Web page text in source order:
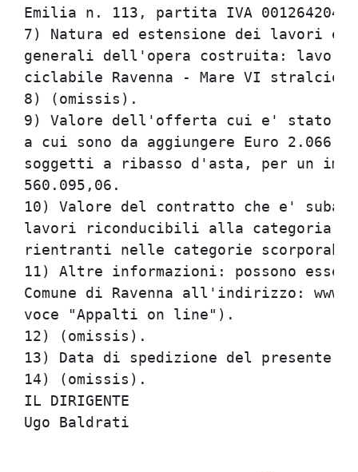
Emilia n. 113,
7) Natura ed estensione
generali dell'opera
ciclabile Ravenna -
8)
9) Valore dell'offerta cui e'
a cui sono da aggiungere Euro
soggetti a ribasso d'asta,
10) Valore del contratto che
lavori riconducibili alla
rientranti nelle categorie
11) Altre informazioni:
Comune di Ravenna
voce
12)
13) Data di
14)
IL